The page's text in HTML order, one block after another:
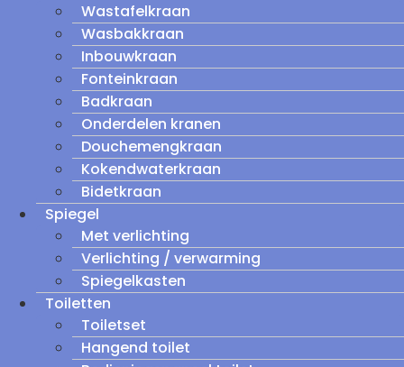
Wastafelkraan
Wasbakkraan
Inbouwkraan
Fonteinkraan
Badkraan
Onderdelen kranen
Douchemengkraan
Kokendwaterkraan
Bidetkraan
Spiegel
Met verlichting
Verlichting / verwarming
Spiegelkasten
Toiletten
Toiletset
Hangend toilet